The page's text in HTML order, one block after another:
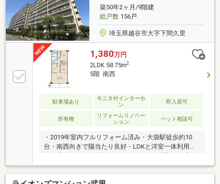
との専属スタッフがリクエストにお答えします。豊富
な情報量と親切丁寧なサービスをお約束いたします◇
築50年2ヶ月/9階建
総戸数156戸
埼玉県越谷市大字下間久里
1,380万円
2LDK 58.75m2
5階 南西
駐車場あり
モニタ付インターホ
ン
即入居可
所有権
リフォームリノベー
ション
ペット相談可
・2019年室内フルリフォーム済み・大袋駅徒歩約10
分・南西向きで陽当たり良好・LDKと洋室一体利用可
大変きれいにお使いです